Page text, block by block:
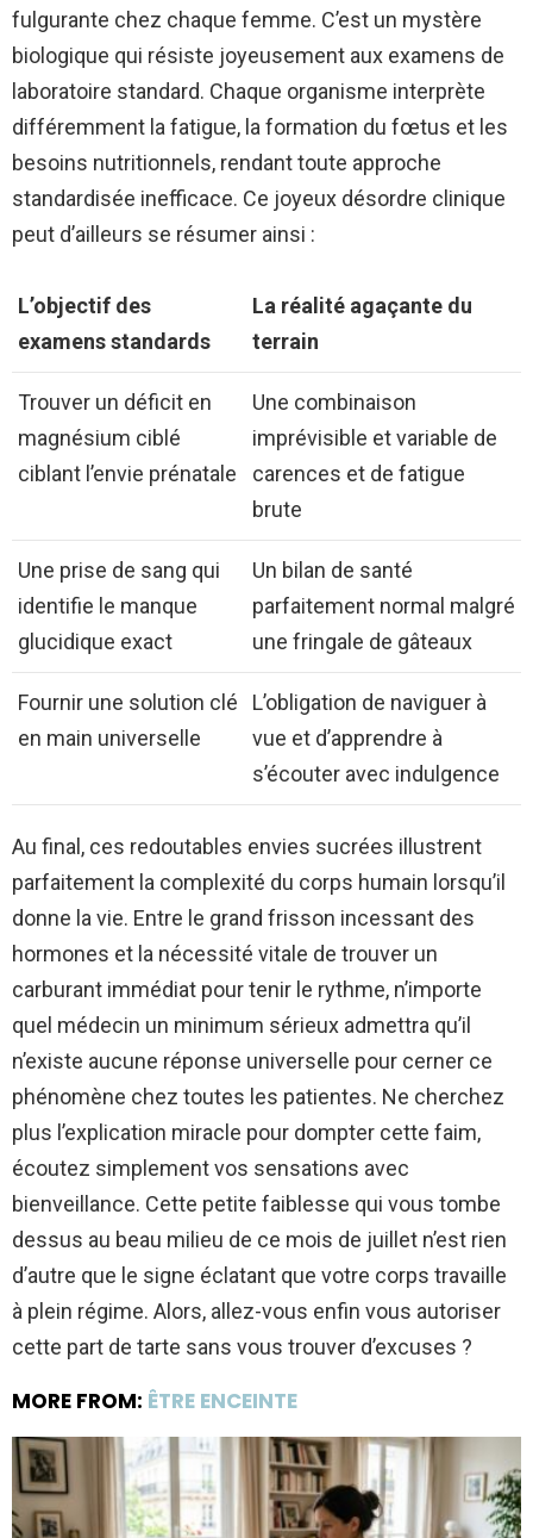
fulgurante chez chaque femme. C’est un mystère
biologique qui résiste joyeusement aux examens de
laboratoire standard. Chaque organisme interprète
différemment la fatigue, la formation du fœtus et les
besoins nutritionnels, rendant toute approche
standardisée inefficace. Ce joyeux désordre clinique
peut d’ailleurs se résumer ainsi :
L’objectif des
examens standards
La réalité agaçante du
terrain
Trouver un déficit en
magnésium ciblé
ciblant l’envie prénatale
Une combinaison
imprévisible et variable de
carences et de fatigue
brute
Une prise de sang qui
identifie le manque
glucidique exact
Un bilan de santé
parfaitement normal malgré
une fringale de gâteaux
Fournir une solution clé
en main universelle
L’obligation de naviguer à
vue et d’apprendre à
s’écouter avec indulgence
Au final, ces redoutables envies sucrées illustrent
parfaitement la complexité du corps humain lorsqu’il
donne la vie. Entre le grand frisson incessant des
hormones et la nécessité vitale de trouver un
carburant immédiat pour tenir le rythme, n’importe
quel médecin un minimum sérieux admettra qu’il
n’existe aucune réponse universelle pour cerner ce
phénomène chez toutes les patientes. Ne cherchez
plus l’explication miracle pour dompter cette faim,
écoutez simplement vos sensations avec
bienveillance. Cette petite faiblesse qui vous tombe
dessus au beau milieu de ce mois de juillet n’est rien
d’autre que le signe éclatant que votre corps travaille
à plein régime. Alors, allez-vous enfin vous autoriser
cette part de tarte sans vous trouver d’excuses ?
MORE FROM: ÊTRE ENCEINTE